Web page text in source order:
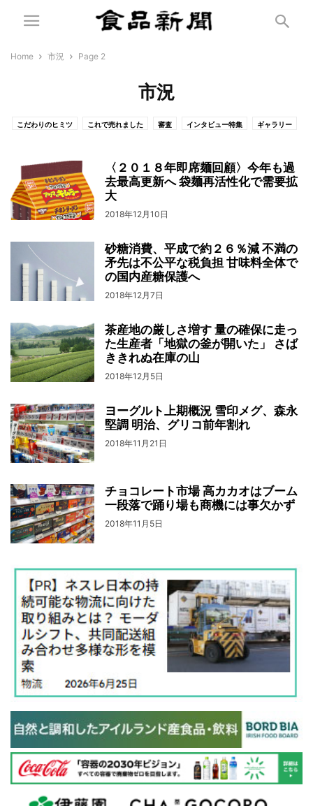
Home 市況 Page 2
市況
こだわりのヒミツ これで売れました 審査 インタビュー特集 ギャラリー
OTHERS-NEWS ドリンク ジャパン 流通・飲食 トップニュース
逆光線（コラム） 加工食品 産学官連携 その他 ひと言 お知らせ
農水畜産業 市況
新春特別記事 食で地方創生 食で地方創生（参考記事）
〈２０１８年即席麺回顧〉今年も過
去最高更新へ 袋麺再活性化で需要拡
大
2018年12月10日
砂糖消費、平成で約２６％減 不満の
矛先は不公平な税負担 甘味料全体で
の国内産糖保護へ
2018年12月7日
茶産地の厳しさ増す 量の確保に走っ
た生産者「地獄の釜が開いた」 さば
ききれぬ在庫の山
2018年12月5日
ヨーグルト上期概況 雪印メグ、森永
堅調 明治、グリコ前年割れ
2018年11月21日
チョコレート市場 高カカオはブーム
一段落で踊り場も商機には事欠かず
2018年11月5日